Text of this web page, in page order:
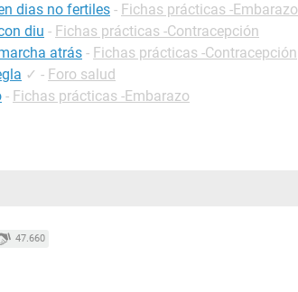
dias no fertiles - Fichas prácticas -Embarazo
diu - Fichas prácticas -Contracepción
atrás - Fichas prácticas -Contracepción
✓ - Foro salud
- Fichas prácticas -Embarazo
47.660